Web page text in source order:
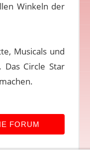
Winkeln der
Musicals und
Circle Star
FORUM